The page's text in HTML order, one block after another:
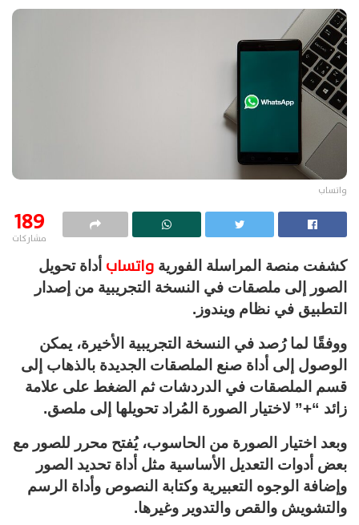
واتساب
189
مشاركات
كشفت منصة المراسلة الفورية واتساب أداة تحويل
الصور إلى ملصقات في النسخة التجريبية من إصدار
التطبيق في نظام ويندوز.
ووفقًا لما رُصد في النسخة التجريبية الأخيرة، يمكن
الوصول إلى أداة صنع الملصقات الجديدة بالذهاب إلى
قسم الملصقات في الدردشات ثم الضغط على علامة
زائد “+” لاختيار الصورة المُراد تحويلها إلى ملصق.
وبعد اختيار الصورة من الحاسوب، يُفتح محرر للصور مع
بعض أدوات التعديل الأساسية مثل أداة تحديد الصور
وإضافة الوجوه التعبيرية وكتابة النصوص وأداة الرسم
والتشويش والقص والتدوير وغيرها.